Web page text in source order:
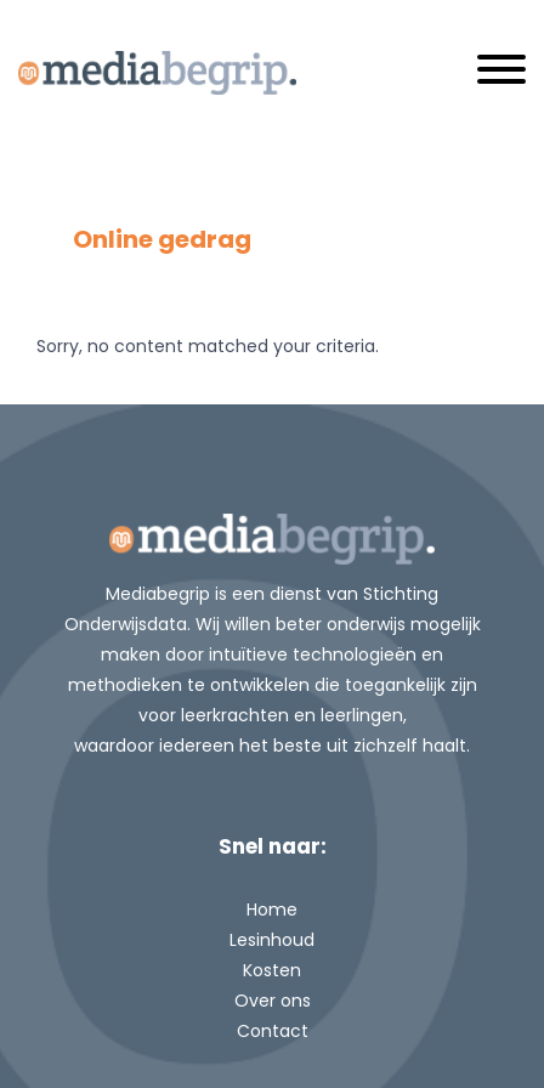
main
Toggle
Online gedrag
Sorry, no content matched your criteria.
Mediabegrip is een dienst van Stichting
Onderwijsdata. Wij willen beter onderwijs mogelijk
maken door intuïtieve technologieën en
methodieken te ontwikkelen die toegankelijk zijn
voor leerkrachten en leerlingen,
waardoor iedereen het beste uit zichzelf haalt.
Snel naar:
Home
Lesinhoud
Kosten
Over ons
Contact